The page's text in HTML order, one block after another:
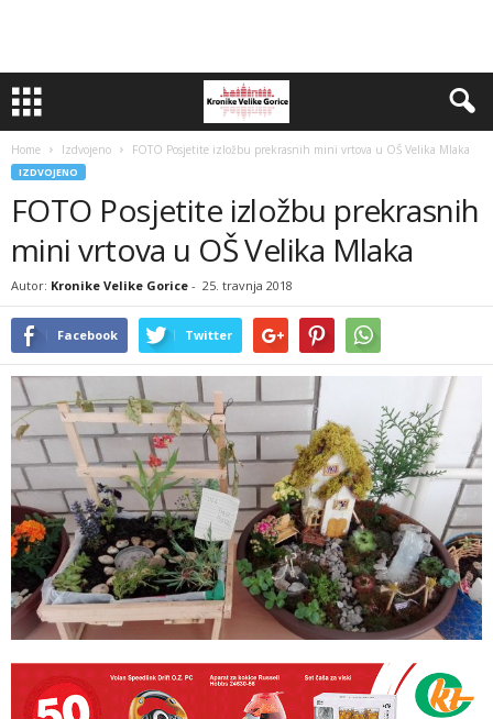
Home Izdvojeno FOTO Posjetite izložbu prekrasnih mini vrtova u OŠ Velika Mlaka
IZDVOJENO
FOTO Posjetite izložbu prekrasnih
mini vrtova u OŠ Velika Mlaka
Autor: Kronike Velike Gorice - 25. travnja 2018
Facebook Twitter